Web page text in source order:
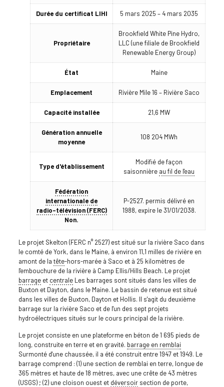
Durée du certificat LIHI 5 mars 2025 – 4 mars 2035
Propriétaire
Brookfield White Pine Hydro,
LLC (une filiale de Brookfield
Renewable Energy Group)
État Maine
Emplacement Rivière Mile 16 – Rivière Saco
Capacité installée 21,6 MW
Génération annuelle
moyenne
108 204 MWh
Type d'établissement
Modifié de façon
saisonnière au fil de l'eau
Fédération
internationale de
radio-télévision (FERC)
Non.
P-2527. permis délivré en
1988, expire le 31/01/2038.
Le projet Skelton (FERC n° 2527) est situé sur la rivière Saco dans
le comté de York, dans le Maine, à environ 11,1 milles de rivière en
amont de la tête-hors-marée à Saco et à 25 kilomètres de
l'embouchure de la rivière à Camp Ellis/Hills Beach. Le projet
barrageet centraleLes barrages sont situés dans les villes de
Buxton et Dayton, dans le Maine. Le bassin de retenue est situé
dans les villes de Buxton, Dayton et Hollis. Il s'agit du deuxième
barrage sur la rivière Saco et de l'un des sept projets
hydroélectriques situés sur le cours principal de la rivière.
Le projet consiste en une plateforme en béton de 1 695 pieds de
long, construite en terre et en gravité. barrage en remblai
Surmonté d'une chaussée, il a été construit entre 1947 et 1949. Le
barrage comprend : (1) une section de remblai en terre, longue de
365 mètres et haute de 18 mètres, avec une crête de 43 mètres
(USGS) ; (2) une cloison ouest et déversoirsection de porte,